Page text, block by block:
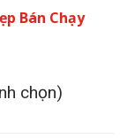
Bán Chạy
chọn)